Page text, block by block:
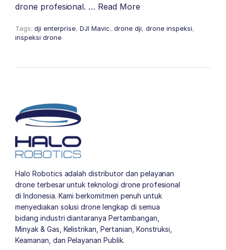
drone profesional. … Read More
Tags: dji enterprise, DJI Mavic, drone dji, drone inspeksi,
inspeksi drone
Halo Robotics adalah distributor dan pelayanan
drone terbesar untuk teknologi drone profesional
di Indonesia. Kami berkomitmen penuh untuk
menyediakan solusi drone lengkap di semua
bidang industri diantaranya Pertambangan,
Minyak & Gas, Kelistrikan, Pertanian, Konstruksi,
Keamanan, dan Pelayanan Publik.